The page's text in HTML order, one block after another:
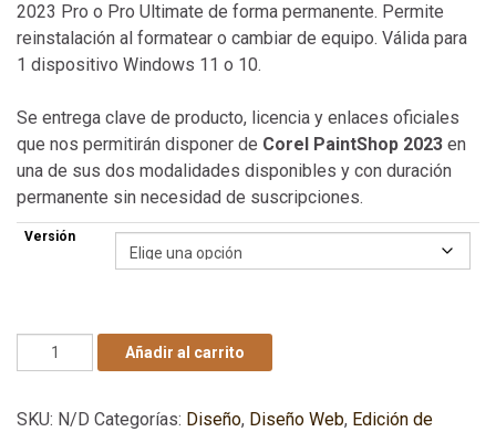
2023 Pro o Pro Ultimate de forma permanente. Permite
reinstalación al formatear o cambiar de equipo. Válida para
1 dispositivo Windows 11 o 10.
Se entrega clave de producto, licencia y enlaces oficiales
que nos permitirán disponer de Corel PaintShop 2023 en
una de sus dos modalidades disponibles y con duración
permanente sin necesidad de suscripciones.
Versión
Licencia Corel PaintShop Pro 2023 - Permanente - 1PC
Añadir al carrito
SKU: N/D Categorías: Diseño, Diseño Web, Edición de